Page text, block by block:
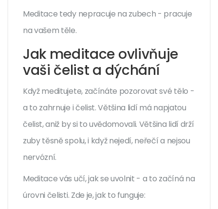
Meditace tedy nepracuje na zubech - pracuje
na vašem těle.
Jak meditace ovlivňuje
vaši čelist a dýchání
Když meditujete, začínáte pozorovat své tělo -
a to zahrnuje i čelist. Většina lidí má napjatou
čelist, aniž by si to uvědomovali. Většina lidí drží
zuby těsně spolu, i když nejedí, neřečí a nejsou
nervózní.
Meditace vás učí, jak se uvolnit - a to začíná na
úrovni čelisti. Zde je, jak to funguje: